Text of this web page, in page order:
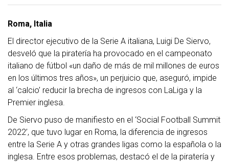
Roma, Italia
El director ejecutivo de la Serie A italiana, Luigi De Siervo,
desveló que la piratería ha provocado en el campeonato
italiano de fútbol «un daño de más de mil millones de euros
en los últimos tres años», un perjuicio que, aseguró, impide
al ‘calcio’ reducir la brecha de ingresos con LaLiga y la
Premier inglesa.
De Siervo puso de manifiesto en el ‘Social Football Summit
2022’, que tuvo lugar en Roma, la diferencia de ingresos
entre la Serie A y otras grandes ligas como la española o la
inglesa. Entre esos problemas, destacó el de la piratería y